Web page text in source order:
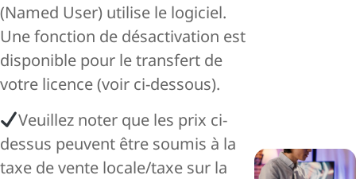
(Named User) utilise le logiciel.
Une fonction de désactivation est
disponible pour le transfert de
votre licence (voir ci-dessous).
Veuillez noter que les prix ci-
dessus peuvent être soumis à la
taxe de vente locale/taxe sur la